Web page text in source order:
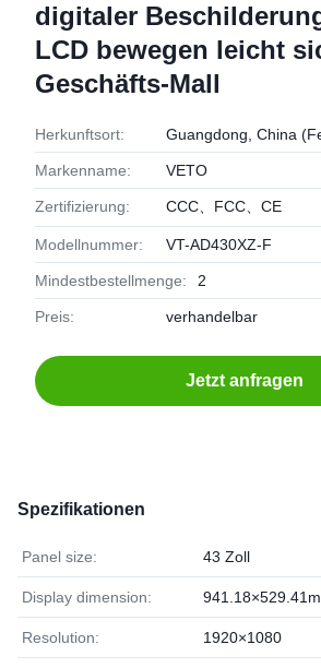
digitaler
LCD bewegen leicht
Geschäfts-Mall
Herkunftsort: Guangdong, China
Markenname: VETO
Zertifizierung: CCC、FCC、CE
Modellnummer: VT-AD430XZ-F
Mindestbestellmenge: 2
Preis: verhandelbar
Jetzt anfragen
Spezifikationen
Panel size: 43 Zoll
Display dimension:
Resolution: 1920×1080